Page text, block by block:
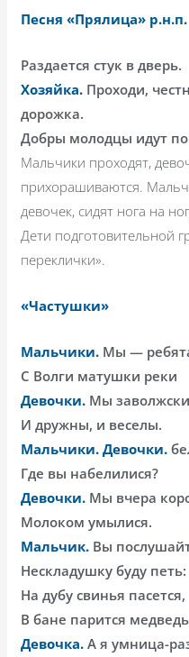
Песня «Прялица» р.н.п.
Раздается стук в дверь.
Хозяйка. Проходи,
дорожка.
Добры молодцы идут
Мальчики проходят,
прихорашиваются.
девочек, сидят нога на
Дети подготовительной
переклички».
«Частушки»
Мальчики. Мы —
С Волги матушки реки
Девочки. Мы
И дружны, и веселы.
Мальчики. Девочки.
Где вы набелилися?
Девочки. Мы вчера
Молоком умылися.
Мальчик. Вы
Нескладушку буду петь:
На дубу свинья пасется,
В бане парится медведь
Девочка. А я умница-